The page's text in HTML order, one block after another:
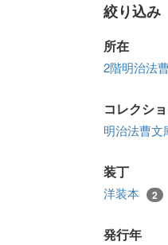
絞り込み
所在
2階明治法
コレクシ
明治法曹文
装丁
洋装本 2
発行年